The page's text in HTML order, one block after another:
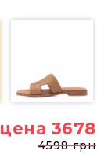
цена 3678
4598 грн